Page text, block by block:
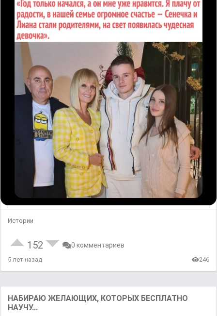
Истории
152 0 комментариев
5 лет назад 246
НАБИРАЮ ЖЕЛАЮЩИХ, КОТОРЫХ БЕСПЛАТНО
НАУЧУ...